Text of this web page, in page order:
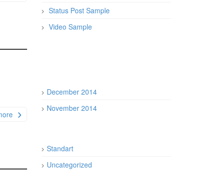
Status Post Sample
Video Sample
December 2014
November 2014
Standart
Uncategorized